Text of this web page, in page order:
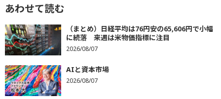
あわせて読む
（まとめ）日経平均は76円安の65,606円で小幅
に続落 来週は米物価指標に注目
2026/08/07
AIと資本市場
2026/08/07